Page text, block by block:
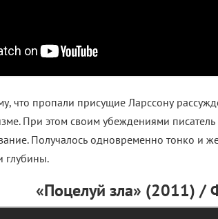
что пропали присущие Ларссону
При этом своим убеждениями
Получалось одновременно тонко и
глубины.
«Поцелуй зла» (2011) /